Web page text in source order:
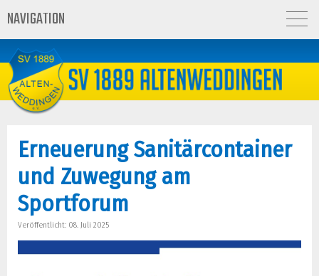
NAVIGATION
Erneuerung Sanitärcontainer
und Zuwegung am
Sportforum
Veröffentlicht: 08. Juli 2025